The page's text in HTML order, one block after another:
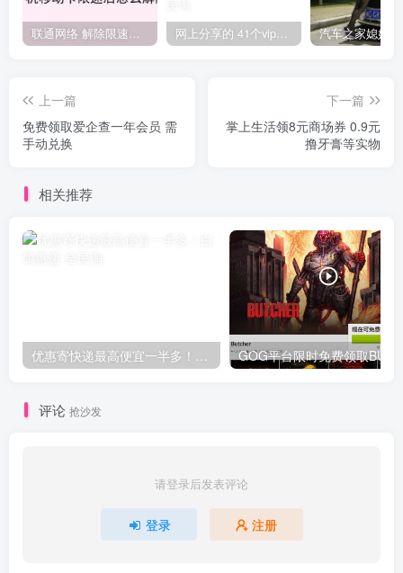
联通网络 解除限速方法参考！畅享、畅玩、老白干等及其它地区自测了 网上分享的 41个vip解析接口 有需要的拿去~ 免费看全网VIP会员视频
上一篇
免费领取爱企查一年会员 需
手动兑换
下一篇
掌上生活领8元商场券 0.9元
撸牙膏等实物
相关推荐
优惠寄快递最高便宜一半多！白鸽惠递
评论 抢沙发
请登录后发表评论
登录 注册